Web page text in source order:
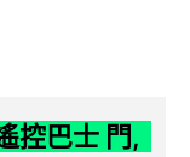
控巴士 門,